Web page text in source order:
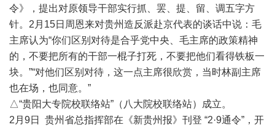
令》，提出对原领导干部实行抓、罢、提、留、调五字方
针。2月15日周恩来对贵州造反派赴京代表的谈话中说：毛
主席认为“你们区别对待是合乎党中央、毛主席的政策精神
的，不要把所有的干部一棍子打死，不要把他们看得铁板一
块。”“对他们区别对待，这一点主席很欣赏，当时林副主席
也在场，也同意。”
△“贵阳大专院校联络站”（八大院校联络站）成立。
2月9日 贵州省总指挥部在《新贵州报》刊登 “2·9通令”，开